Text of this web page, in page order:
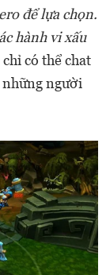
để lựa chọn.
hành vi xấu
có thể chat
người